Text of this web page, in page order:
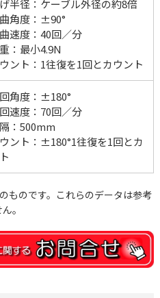
げ半径：ケーブル外径の約8倍
曲角度：±90°
速度：40回／分
：最小4.9N
ント：1往復を1回とカウント
回角度：±180°
速度：70回／分
：500mm
ウント：±180°1往復を1回とカ
ものです。これらのデータは参考
。